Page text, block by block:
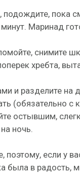
пока
Маринад
снимите
хребта,
и разделите на
(обязательно
остывшим,
ночь.
поэтому, если у
была в